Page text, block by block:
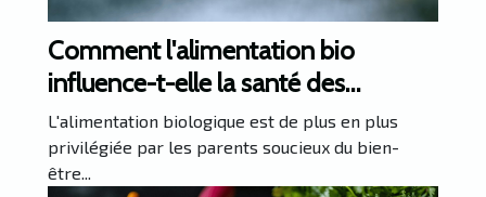
Comment l'alimentation bio
influence-t-elle la santé des
nourrissons ?
L'alimentation biologique est de plus en plus
privilégiée par les parents soucieux du bien-
être...